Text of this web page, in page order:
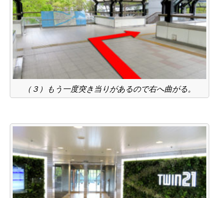
（３）もう一度突き当りがあるので右へ曲がる。